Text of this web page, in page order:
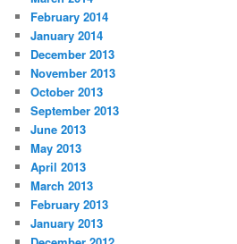
February 2014
January 2014
December 2013
November 2013
October 2013
September 2013
June 2013
May 2013
April 2013
March 2013
February 2013
January 2013